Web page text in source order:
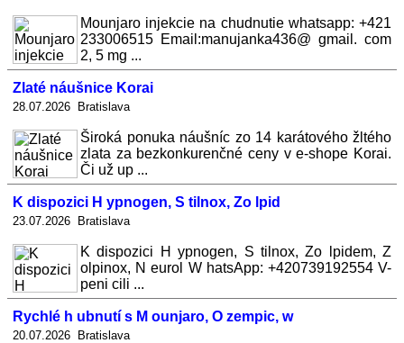
Mounjaro injekcie na chudnutie whatsapp: +421
233006515 Email:manujanka436@ gmail. com
2, 5 mg ...
Zlaté náušnice Korai
28.07.2026 Bratislava
Široká ponuka náušníc zo 14 karátového žltého
zlata za bezkonkurenčné ceny v e-shope Korai.
Či už up ...
K dispozici H ypnogen, S tilnox, Zo lpid
23.07.2026 Bratislava
K dispozici H ypnogen, S tilnox, Zo lpidem, Z
olpinox, N eurol W hatsApp: +420739192554 V-
peni cili ...
Rychlé h ubnutí s M ounjaro, O zempic, w
20.07.2026 Bratislava